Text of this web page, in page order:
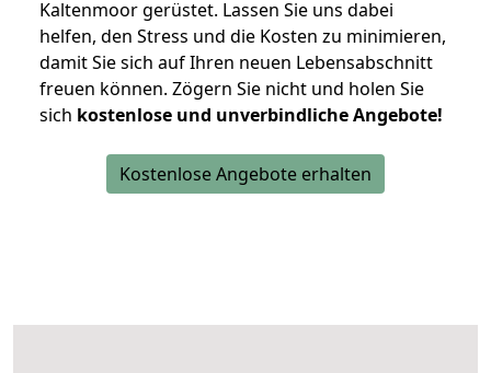
Kaltenmoor gerüstet. Lassen Sie uns dabei
helfen, den Stress und die Kosten zu minimieren,
damit Sie sich auf Ihren neuen Lebensabschnitt
freuen können. Zögern Sie nicht und holen Sie
sich kostenlose und unverbindliche Angebote!
Kostenlose Angebote erhalten